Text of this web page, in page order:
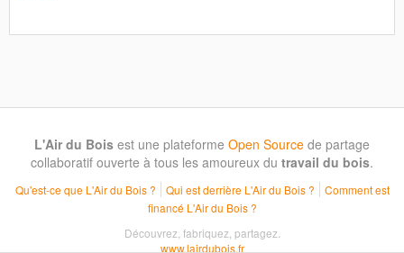
L'Air du Bois est une plateforme Open Source de partage
collaboratif ouverte à tous les amoureux du travail du bois.
Qu'est-ce que L'Air du Bois ? Qui est derrière L'Air du Bois ?
Comment est
financé L'Air du Bois ?
Découvrez, fabriquez, partagez.
www.lairdubois.fr